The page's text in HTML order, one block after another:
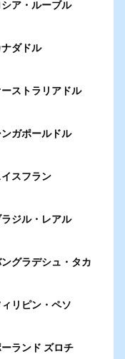
ア・ルーブル
ダドル
ストラリアドル
ガポールドル
スフラン
ジル・レアル
グラデシュ・タカ
リピン・ペソ
ランド ズロチ